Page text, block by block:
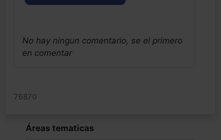
No hay ningun comentario, se el primero
en comentar
76870
Áreas tematicas